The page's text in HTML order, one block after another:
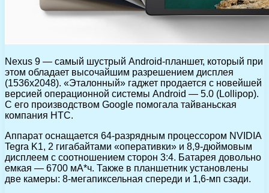
Nexus 9 — самый шустрый Android-планшет, который при
этом обладает высочайшим разрешением дисплея
(1536х2048). «Эталонный» гаджет продается с новейшей
версией операционной системы Android — 5.0 (Lollipop).
С его производством Google помогала тайваньская
компания HTC.
Аппарат оснащается 64-разрядным процессором NVIDIA
Tegra K1, 2 гигабайтами «оперативки» и 8,9-дюймовым
дисплеем с соотношением сторон 3:4. Батарея довольно
емкая — 6700 мА*ч. Также в планшетник установлены
две камеры: 8-мегапиксельная спереди и 1,6-мп сзади.